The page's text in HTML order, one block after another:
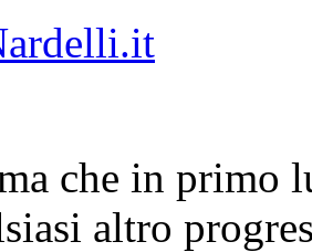
che in primo
altro